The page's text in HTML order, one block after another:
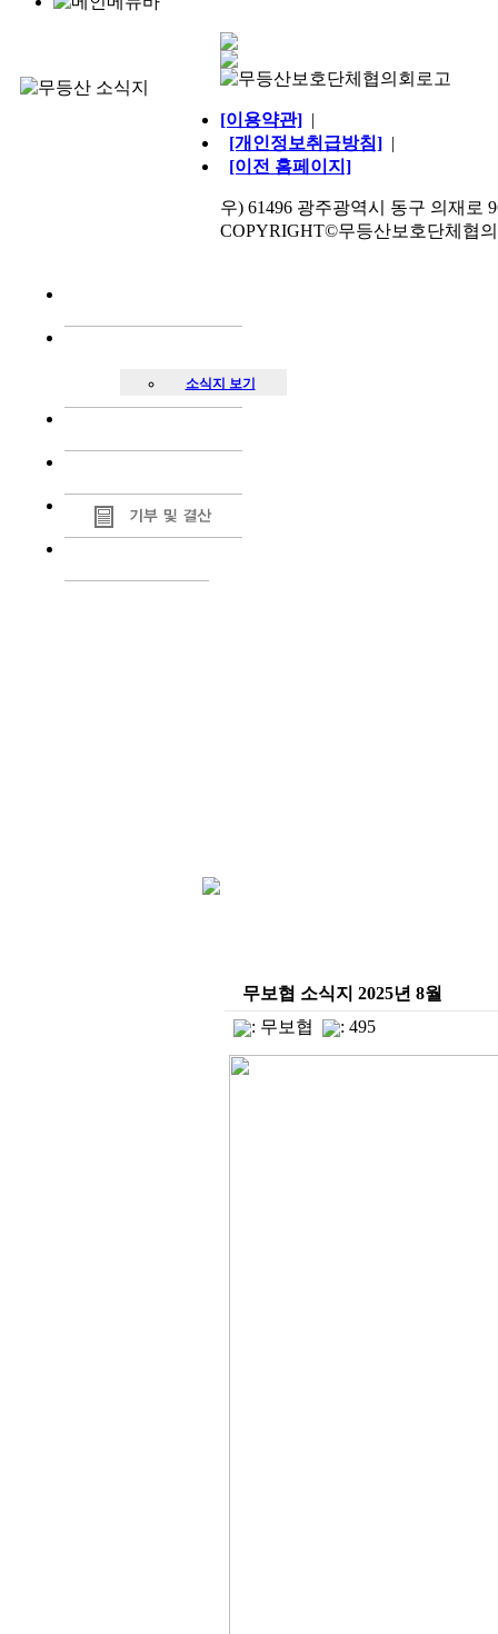
소식지 보기
무보협 소식지 2025년 8월
: 무보협 : 495
[이용약관] |
[개인정보취급방침] |
[이전 홈페이지]
우) 61496 광주광역시 동구 의재로
COPYRIGHT©무등산보호단체협의